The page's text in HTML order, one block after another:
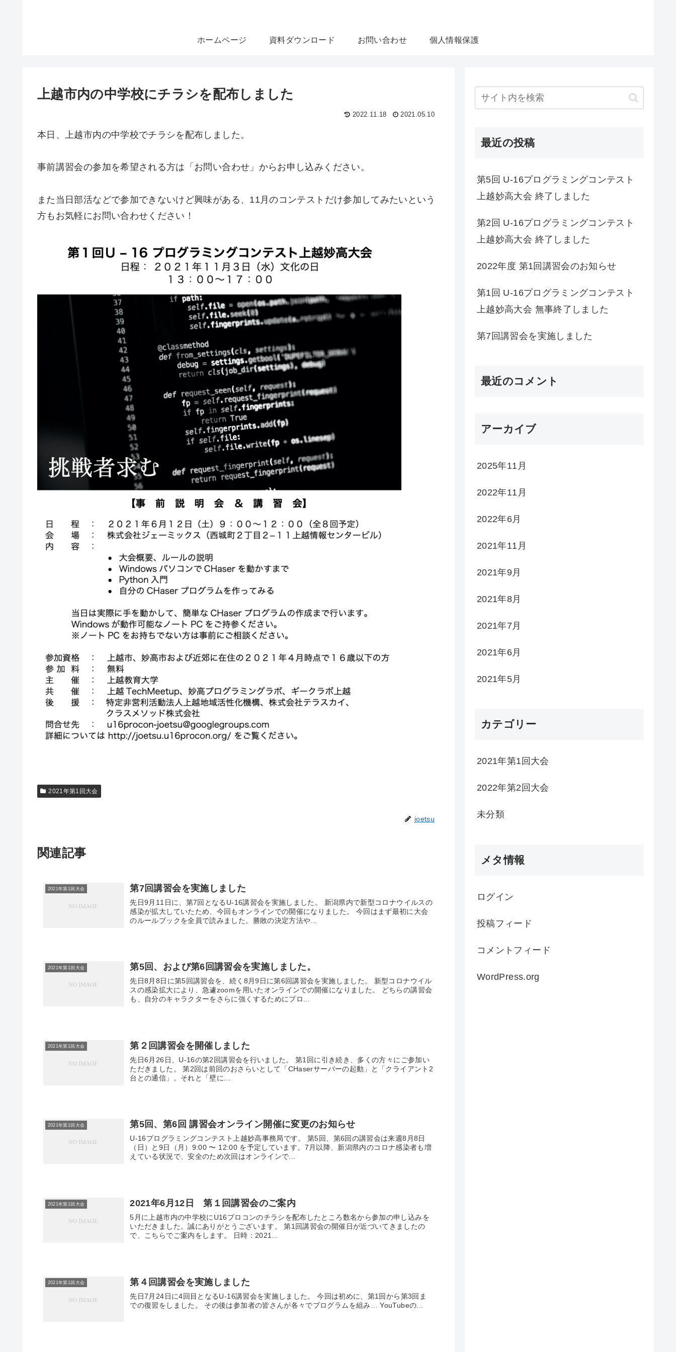
ホームページ 資料ダウンロード お問い合わせ 個人情報保護
上越市内の中学校にチラシを配布しました
2022.11.18 2021.05.10
本日、上越市内の中学校でチラシを配布しました。
事前講習会の参加を希望される方は「お問い合わせ」からお申し込みください。
また当日部活などで参加できないけど興味がある、11月のコンテストだけ参加してみたいという
方もお気軽にお問い合わせください！
2021年第1回大会
joetsu
関連記事
2021年第1回大会 第7回講習会を実施しました
先日9月11日に、第7回となるU-16講習会を実施しました。 新潟県内で新型コロナウイルスの
感染が拡大していたため、今回もオンラインでの開催になりました。 今回はまず最初に大会
のルールブックを全員で読みました。勝敗の決定方法や...
2021年第1回大会 第5回、および第6回講習会を実施しました。
先日8月8日に第5回講習会を、続く8月9日に第6回講習会を実施しました。 新型コロナウイル
スの感染拡大により、急遽zoomを用いたオンラインでの開催になりました。 どちらの講習会
も、自分のキャラクターをさらに強くするためにプロ...
2021年第1回大会 第２回講習会を開催しました
先日6月26日、U-16の第2回講習会を行いました。 第1回に引き続き、多くの方々にご参加い
ただきました。 第2回は前回のおさらいとして「CHaserサーバーの起動」と「クライアント2
台との通信」。それと「壁に...
2021年第1回大会 第5回、第6回 講習会オンライン開催に変更のお知らせ
U-16プログラミングコンテスト上越妙高事務局です。 第5回、第6回の講習会は来週8月8日
（日）と9日（月）9:00 〜 12:00 を予定しています。7月以降、新潟県内のコロナ感染者も増
えている状況で、安全のため次回はオンラインで...
2021年第1回大会 2021年6月12日 第１回講習会のご案内
5月に上越市内の中学校にU16プロコンのチラシを配布したところ数名から参加の申し込みを
いただきました。誠にありがとうございます。 第1回講習会の開催日が近づいてきましたの
で、こちらでご案内をします。 日時：2021...
2021年第1回大会 第４回講習会を実施しました
先日7月24日に4回目となるU-16講習会を実施しました。 今回は初めに、第1回から第3回ま
での復習をしました。 その後は参加者の皆さんが各々でプログラムを組み… YouTubeの...
最近の投稿
第5回 U-16プログラミングコンテスト
上越妙高大会 終了しました
第2回 U-16プログラミングコンテスト
上越妙高大会 終了しました
2022年度 第1回講習会のお知らせ
第1回 U-16プログラミングコンテスト
上越妙高大会 無事終了しました
第7回講習会を実施しました
最近のコメント
アーカイブ
2025年11月
2022年11月
2022年6月
2021年11月
2021年9月
2021年8月
2021年7月
2021年6月
2021年5月
カテゴリー
2021年第1回大会
2022年第2回大会
未分類
メタ情報
ログイン
投稿フィード
コメントフィード
WordPress.org